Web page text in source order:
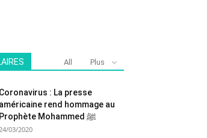
All Plus
Coronavirus : La presse
américaine rend hommage au
Prophète Mohammed ﷺ
03/2020